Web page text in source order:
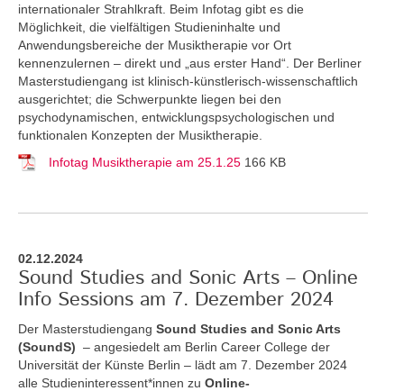
internationaler Strahlkraft. Beim Infotag gibt es die
Möglichkeit, die vielfältigen Studieninhalte und
Anwendungsbereiche der Musiktherapie vor Ort
kennenzulernen – direkt und „aus erster Hand“. Der Berliner
Masterstudiengang ist klinisch-künstlerisch-wissenschaftlich
ausgerichtet; die Schwerpunkte liegen bei den
psychodynamischen, entwicklungspsychologischen und
funktionalen Konzepten der Musiktherapie.
Infotag Musiktherapie am 25.1.25 166 KB
02.12.2024
Sound Studies and Sonic Arts – Online
Info Sessions am 7. Dezember 2024
Der Masterstudiengang Sound Studies and Sonic Arts
(SoundS) – angesiedelt am Berlin Career College der
Universität der Künste Berlin – lädt am 7. Dezember 2024
alle Studieninteressent*innen zu Online-